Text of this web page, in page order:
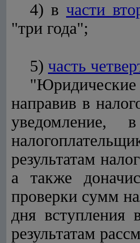
4) в части
"три года";
5) часть
направив в
уведомление,
результатам
а также
проверки сумм
дня вступления
результатам